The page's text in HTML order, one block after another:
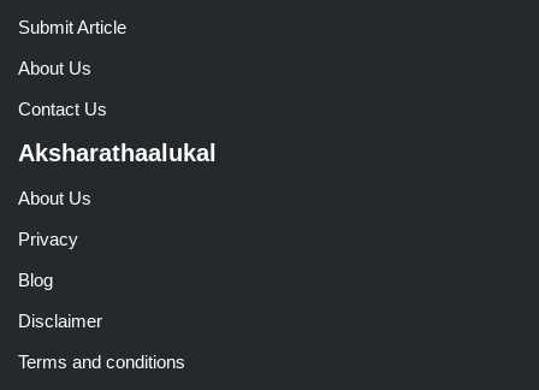
Submit Article
About Us
Contact Us
Aksharathaalukal
About Us
Privacy
Blog
Disclaimer
Terms and conditions